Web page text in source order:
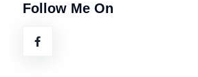
Follow Me On